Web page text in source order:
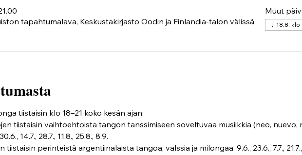
tapahtumalava, Keskustakirjasto Oodin ja Finlandia-talon välissä
Muut
ti 18.8. klo
tiistaisin klo 18–21 koko kesän ajan:
tiistaisin vaihtoehtoista tangon tanssimiseen soveltuvaa musiikkia (neo, nuevo,
14.7., 28.7., 11.8., 25.8., 8.9.
tiistaisin perinteistä argentiinalaista tangoa, valssia ja milongaa: 9.6., 23.6., 7.7.,